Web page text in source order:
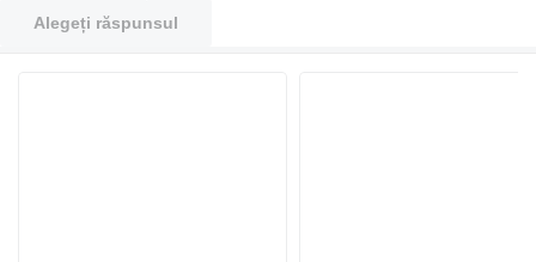
Alegeți răspunsul